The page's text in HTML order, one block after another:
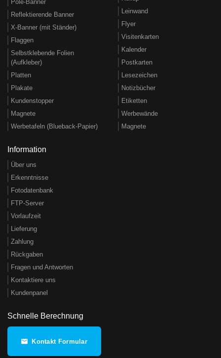
Pole-Banner
Reflektierende Banner
X-Banner (mit Ständer)
Flaggen
Selbstklebende Folien
(Aufkleber)
Platten
Plakate
Kundenstopper
Magnete
Werbetafeln (Blueback-Papier)
Leinwand
Flyer
Visitenkarten
Kalender
Postkarten
Lesezeichen
Notizbücher
Etiketten
Werbewände
Magnete
Information
Über uns
Erkenntnisse
Fotodatenbank
FTP-Server
Vorlaufzeit
Lieferung
Zahlung
Rückgaben
Fragen und Antworten
Kontaktiere uns
Kundenpanel
Schnelle Berechnung
Kontakt Formular